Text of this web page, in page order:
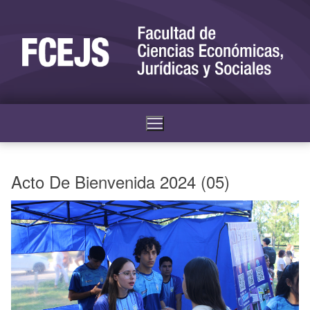
Acto De Bienvenida 2024 (05)